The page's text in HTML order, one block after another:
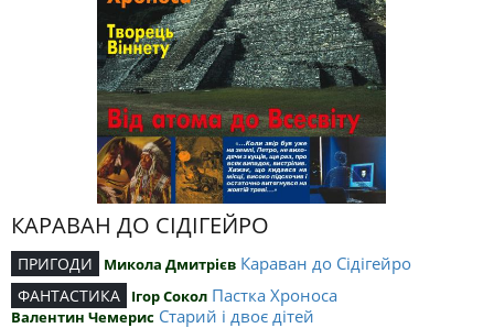
КАРАВАН ДО СІДІГЕЙРО
ПРИГОДИ Микола Дмитрієв Караван до Сідігейро
ФАНТАСТИКА Ігор Сокол Пастка Хроноса
Валентин Чемерис Старий і двоє дітей